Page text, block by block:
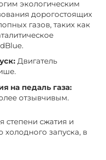
экологическим
дорогостоящих
газов, таких как
Двигатель
на педаль газа:
отзывчивым.
степени сжатия и
запуска, в